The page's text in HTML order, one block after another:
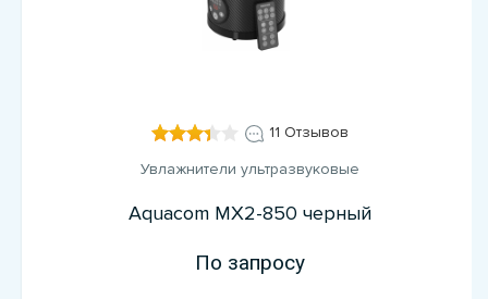
11 Отзывов
Увлажнители ультразвуковые
Aquacom MX2-850 черный
По запросу